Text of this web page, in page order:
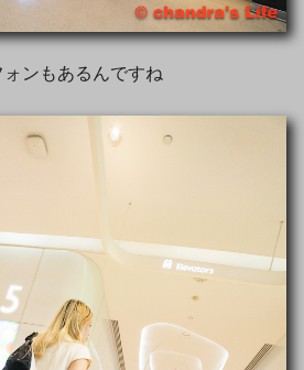
ンもあるんですね